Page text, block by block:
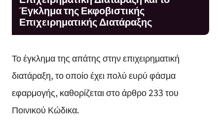
Έγκλημα της Εκφοβιστικής
Επιχειρηματικής Διατάραξης
Το έγκλημα της απάτης στην επιχειρηματική
διατάραξη, το οποίο έχει πολύ ευρύ φάσμα
εφαρμογής, καθορίζεται στο άρθρο 233 του
Ποινικού Κώδικα.